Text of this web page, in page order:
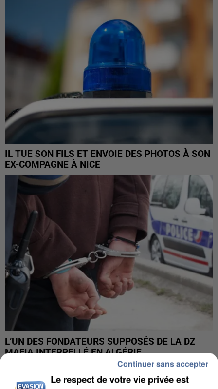
IL TUE SON FILS ET ENVOIE DES PHOTOS À SON
EX-COMPAGNE À NICE
L’UN DES FONDATEURS SUPPOSÉS DE LA DZ
MAFIA INTERPELLÉ EN ALGÉRIE
Le respect de votre vie privée est
Continuer sans accepter